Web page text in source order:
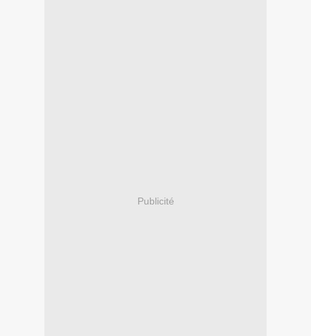
Publicité